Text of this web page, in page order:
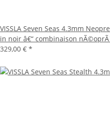
VISSLA Seven Seas 4.3mm
in noir â€“ combinaison
329,00 € *